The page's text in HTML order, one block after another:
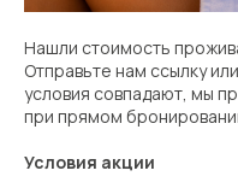
Нашли стоимость
Отправьте нам ссылку
условия совпадают, мы
при прямом
Условия акции